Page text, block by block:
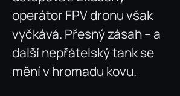
operátor FPV dronu však
vyčkává. Přesný zásah – a
další nepřátelský tank se
mění v hromadu kovu.